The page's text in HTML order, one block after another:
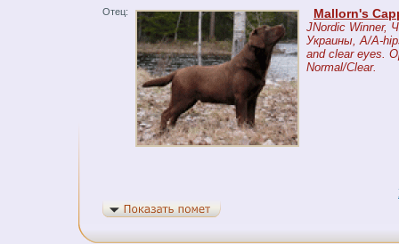
Отец: Mallorn's
JNordic Winner,
Украины, A/A-
and clear eyes.
Normal/Clear.